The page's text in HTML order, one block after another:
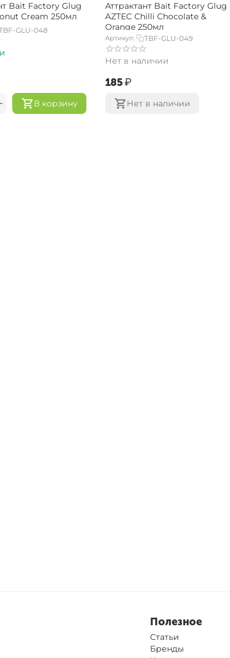
Bait Factory Glug
Cream 250мл
GLU-048
В корзину
Аттрактант Bait Factory Glug
AZTEC Chilli Chocolate &
Orange 250мл
Артикул: TBF-GLU-049
Нет в наличии
‍185‍₽
Нет в наличии
Полезное
Статьи
Бренды